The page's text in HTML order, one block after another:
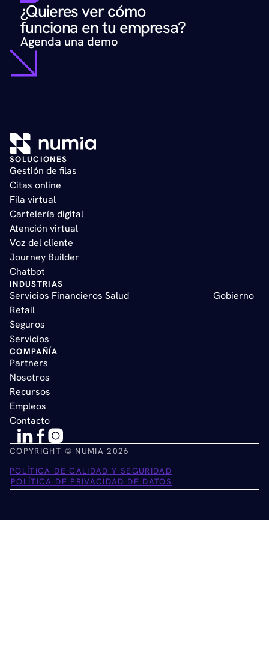
¿Quieres ver cómo
funciona en tu empresa?
Agenda una demo
SOLUCIONES
Gestión de filas
Citas online
Fila virtual
Cartelería digital
Atención virtual
Voz del cliente
Journey Builder
Chatbot
INDUSTRIAS
Servicios Financieros Salud
Retail
Seguros
Servicios
COMPAÑÍA
Partners
Nosotros
Recursos
Empleos
Contacto
COPYRIGHT © NUMIA 2026
POLÍTICA DE CALIDAD Y SEGURIDAD
POLÍTICA DE PRIVACIDAD DE DATOS